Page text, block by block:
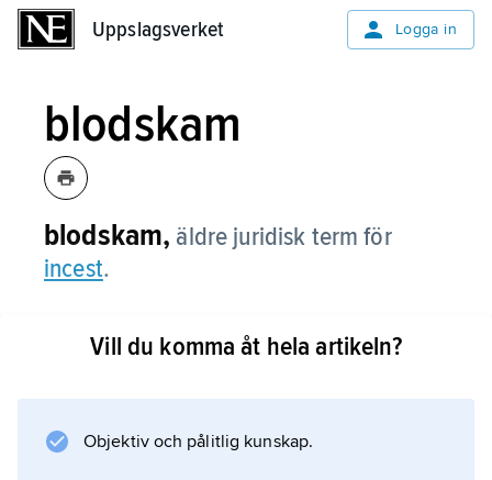
Uppslagsverket Logga in
blodskam
blodskam, äldre juridisk term för
incest.
Vill du komma åt hela artikeln?
Objektiv och pålitlig kunskap.